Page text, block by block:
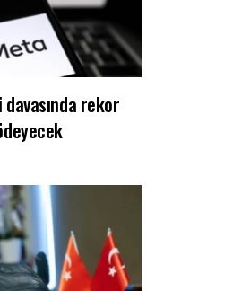
rekor